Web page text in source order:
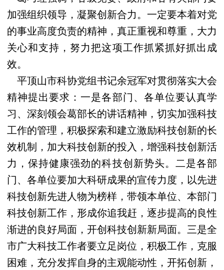
加强组织领导，凝聚创新合力。一定要本着对党
的事业高度负责的精神，真正重视和尊重，大力
关心和支持，努力把这项工作抓紧抓好抓出成
效。
平顶山市科协党组书记余冠军对贯彻落实大会
精神提出要求：一是各部门、各单位要认真学
习、深刻领会葛部长的讲话精神，切实加强科技
工作的管理，积极探索和建立激励科技创新的长
效机制，加大科技创新的投入，增强科技创新活
力，保持健康强劲的科技创新势头。二是各部
门、各单位要加大科研成果的宣传力度，以先进
科技创新先进人物为榜样，带领本单位、本部门
科技创新工作，形成你追我赶，逐步提高的良性
渐进的良好局面，开创科技创新新局面。三是全
市广大科技工作者要立足岗位，积极工作，克服
困难，充分发挥自身的主观能动性，开拓创新，